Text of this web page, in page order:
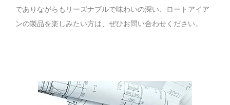
でありながらもリーズナブルで味わいの深い、ロートアイア
ンの製品を楽しみたい方は、ぜひお問い合わせください。